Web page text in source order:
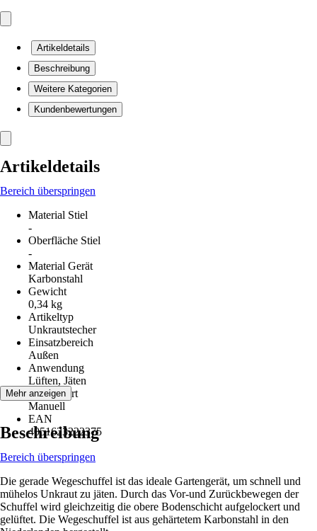
Artikeldetails
Beschreibung
Weitere Kategorien
Kundenbewertungen
Artikeldetails
Bereich überspringen
Material Stiel
-
Oberfläche Stiel
-
Material Gerät
Karbonstahl
Gewicht
0,34 kg
Artikeltyp
Unkrautstecher
Einsatzbereich
Außen
Anwendung
Lüften, Jäten
Antriebsart
Manuell
EAN
4051623222375
Mehr anzeigen
Beschreibung
Bereich überspringen
Die gerade Wegeschuffel ist das ideale Gartengerät, um schnell und
mühelos Unkraut zu jäten. Durch das Vor-und Zurückbewegen der
Schuffel wird gleichzeitig die obere Bodenschicht aufgelockert und
gelüftet. Die Wegeschuffel ist aus gehärtetem Karbonstahl in den